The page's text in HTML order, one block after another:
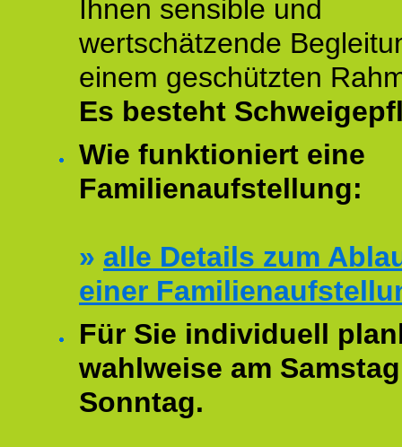
Ihnen sensible und
wertschätzende
einem geschützten
Es besteht
Wie funktioniert eine
Familienaufstellung:
» alle Details zum
einer
Für Sie individuell
wahlweise am
Sonntag.